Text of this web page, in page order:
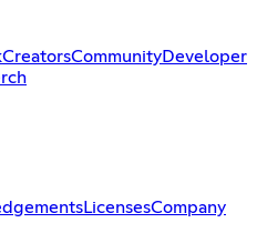
CreatorsCommunityDeveloper
LicensesCompany